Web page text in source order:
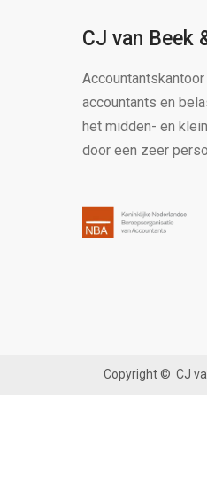
CJ van Beek
accountants en
het midden- en
door een zeer
Copyright © CJ